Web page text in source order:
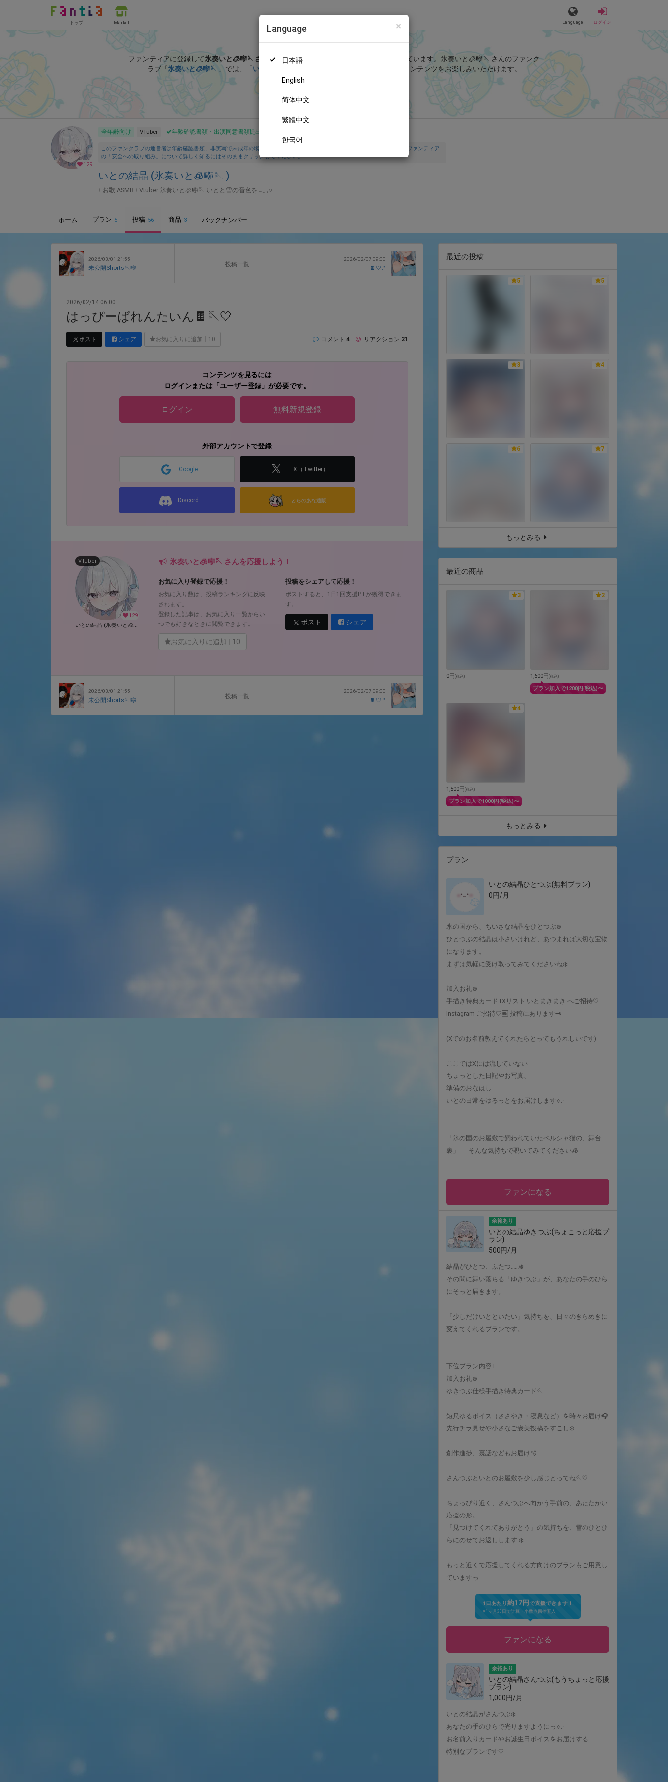
トップ Market Language ログイン
×
Language
日本語
English
简体中文
繁體中文
한국어
いとの結晶 (氷奏いと🧊🎼🪡 )
ファンティアに登録して氷奏いと🧊🎼🪡 さん を応援しよう！ が応援しています。 氷奏いと🧊🎼🪡 さんのファンク
ラブ「 氷奏いと🧊🎼🪡 」では、「 いとだより🪡‎🤍7月終わりに告知 」などの特別なコンテンツをお楽しみいただけます。
129
全年齢向け VTuber 年齢確認書類・出演同意書類提出済
このファンクラブの運営者は年齢確認書類、非実写で未成年の場合は親権者または保護者の同意書を提出しています。また、ファンティア
の「安全への取り組み」について詳しく知るにはそのままクリックしてください。
いとの結晶 (氷奏いと🧊🎼🪡 )
꒰ お歌 ASMR ꒱ Vtuber 氷奏いと🧊🎼🪡 いとと雪の音色を‪𓂃 𓈒𓏸
ホーム プラン 5 投稿 56 商品 3 バックナンバー
2026/03/01 21:55
未公開Shorts🪡🎼
投稿一覧
2026/02/07 09:00
🍫‎🤍.ᐣ
2026/02/14 06:00
はっぴーばれんたいん🍫🪡🤍
ポスト シェア お気に入りに追加 10 コメント 4 リアクション 21
コンテンツを見るには
ログインまたは「ユーザー登録」が必要です。
ログイン 無料新規登録
外部アカウントで登録
Google X（Twitter）
Discord とらのあな通販
129
VTuber
いとの結晶 (氷奏いと🧊🎼🪡 )
氷奏いと🧊🎼🪡 さんを応援しよう！
お気に入り登録で応援！
お気に入り数は、投稿ランキングに反映
されます。
登録した記事は、お気に入り一覧からい
つでも好きなときに閲覧できます。
お気に入りに追加 10
投稿をシェアして応援！
ポストすると、1日1回支援PTが獲得できま
す。
ポスト シェア
2026/03/01 21:55
未公開Shorts🪡🎼
投稿一覧
2026/02/07 09:00
🍫‎🤍.ᐣ
最近の投稿
5 5
3 4
6 7
もっとみる
最近の商品
3
0円(税込)
2
1,600円(税込)
プラン加入で1200円(税込)〜
4
1,500円(税込)
プラン加入で1000円(税込)〜
もっとみる
プラン
いとの結晶ひとつぶ(無料プラン)
0円/月
氷の国から、ちいさな結晶をひとつぶ❄️‎
ひとつぶの結晶は小さいけれど、あつまれば大切な宝物
になります。
まずは気軽に受け取ってみてくださいね❄️
加入お礼❄️
手描き特典カード+Xリスト いとまきまき へご招待🤍
Instagram ご招待‎🤍🆕 投稿にあります🗝
(Xでのお名前教えてくれたらとってもうれしいです)
ここではXには流していない
ちょっとした日記やお写真、
準備のおなはし
いとの日常をゆるっとをお届けします⟡.·
「氷の国のお屋敷で飼われていたペルシャ猫の、舞台
裏」──そんな気持ちで覗いてみてください🧊
ファンになる
余裕あり
いとの結晶ゆきつぶ(ちょこっと応援プ
ラン)
500円/月
結晶がひとつ、ふたつ……❄️
その間に舞い落ちる「ゆきつぶ」が、あなたの手のひら
にそっと届きます。
「少しだけいとといたい」気持ちを、日々のきらめきに
変えてくれるプランです。
下位プラン内容+
加入お礼❄️
ゆきつぶ仕様手描き特典カード🪡
短尺ゆるボイス（ささやき・寝息など）を時々お届け🎧
先行チラ見せや小さなご褒美投稿をすこし❄️
創作進捗、裏話などもお届け🫧
さんつぶといとのお屋敷を少し感じとってね🪡🤍
ちょっぴり近く、さんつぶへ向かう手前の、あたたかい
応援の形。
「見つけてくれてありがとう」の気持ちを、雪のひとひ
らにのせてお返しします ❄️
もっと近くで応援してくれる方向けのプランもご用意し
ていますっ
1日あたり約17円で支援できます！
※1ヶ月30日で計算・小数点四捨五入
ファンになる
余裕あり
いとの結晶さんつぶ(もうちょっと応援
プラン)
1,000円/月
いとの結晶がさんつぶ❄️‎
あなたの手のひらで光りますようにっ⟡.·
お名前入りカードやお誕生日ボイスをお届けする
特別なプランです🤍